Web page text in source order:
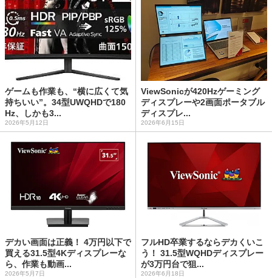
ゲームも作業も、“横に広くて気
持ちいい”。34型UWQHDで180
Hz、しかも3...
2026年5月12日
ViewSonicが420Hzゲーミング
ディスプレーや2画面ポータブル
ディスプレ...
2026年6月15日
デカい画面は正義！ 4万円以下で
買える31.5型4Kディスプレーな
ら、作業も動画...
2026年5月7日
フルHD卒業するならデカくいこ
う！ 31.5型WQHDディスプレー
が3万円台で狙...
2026年6月18日